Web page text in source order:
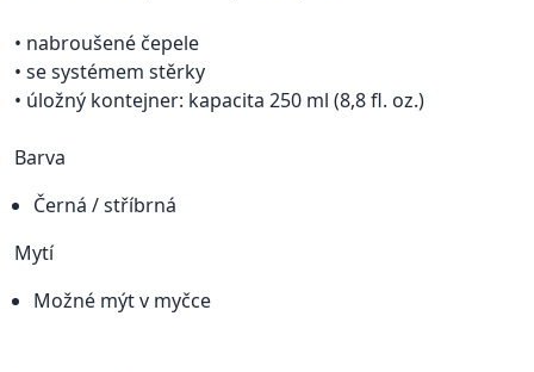
• nabroušené čepele
• se systémem stěrky
• úložný kontejner: kapacita 250 ml (8,8 fl. oz.)
Barva
Černá / stříbrná
Mytí
Možné mýt v myčce